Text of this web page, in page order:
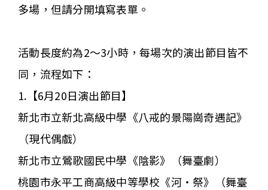
多場，但請分開填寫表單。
活動長度約為2～3小時，每場次的演出節目皆不
同，流程如下：
1.【6月20日演出節目】
新北市立新北高級中學《八戒的景陽崗奇遇記》
（現代偶戲）
新北市立鶯歌國民中學《陰影》（舞臺劇）
桃園市永平工商高級中等學校《河・祭》（舞臺